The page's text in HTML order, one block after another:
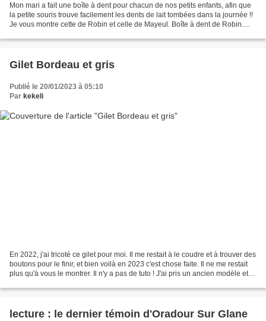
Mon mari a fait une boîte à dent pour chacun de nos petits enfants, afin que
la petite souris trouve facilement les dents de lait tombées dans la journée !!
Je vous montre cette de Robin et celle de Mayeul. Boîte à dent de Robin.
Gilet Bordeau et gris
Publié le 20/01/2023 à 05:10
Par kekeli
En 2022, j'ai tricoté ce gilet pour moi. Il me restait à le coudre et à trouver des
boutons pour le finir, et bien voilà en 2023 c'est chose faite. Il ne me restait
plus qu'à vous le montrer. Il n'y a pas de tuto ! J'ai pris un ancien modèle et
lecture : le dernier témoin d'Oradour Sur Glane